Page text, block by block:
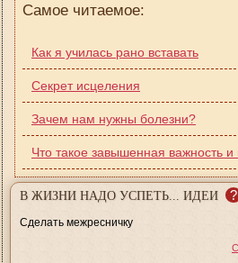
Самое читаемое:
Как я училась рано вставать
Секрет исцеления
Зачем нам нужны болезни?
Что такое завышенная важность и
В ЖИЗНИ НАДО УСПЕТЬ... ИДЕИ ?
Сделать межресничку